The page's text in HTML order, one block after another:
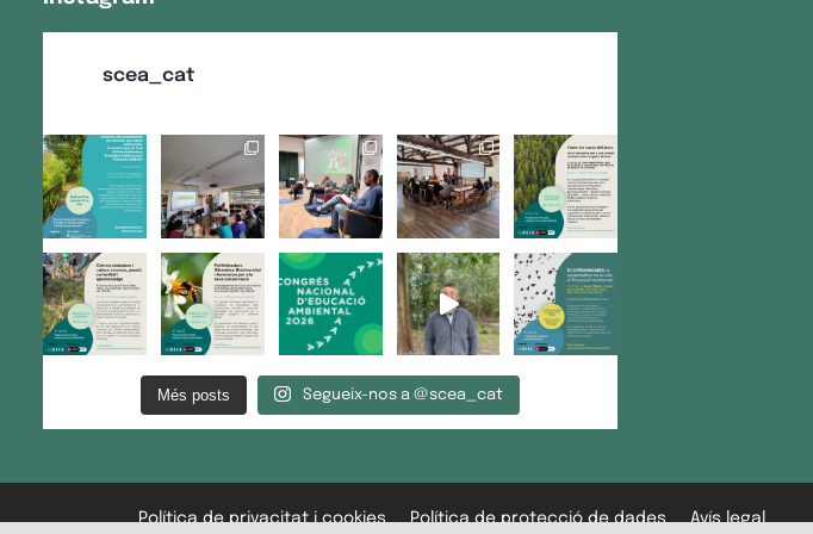
scea_cat
Més posts Segueix-nos a @scea_cat
Política de privacitat i cookies Política de protecció de dades Avís legal